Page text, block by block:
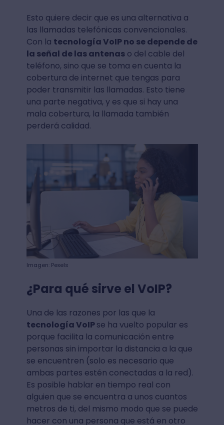
Esto quiere decir que es una alternativa a
las llamadas telefónicas convencionales.
Con la tecnología VoIP no se depende de
la señal de las antenaso del cable del
teléfono, sino que se toma en cuenta la
cobertura de internet que tengas para
poder transmitir las llamadas. Esto tiene
una parte negativa, y es que si hay una
mala cobertura, la llamada también
perderá calidad.
Imagen: Pexels
¿Para qué sirve el VoIP?
Una de las razones por las que la
tecnología VoIPse ha vuelto popular es
porque facilita la comunicación entre
personas sin importar la distancia a la que
se encuentren (solo es necesario que
ambas partes estén conectadas a la red).
Es posible hablar en tiempo real con
alguien que se encuentra a unos cuantos
metros de ti, del mismo modo que se puede
hacer con una persona que está en otro